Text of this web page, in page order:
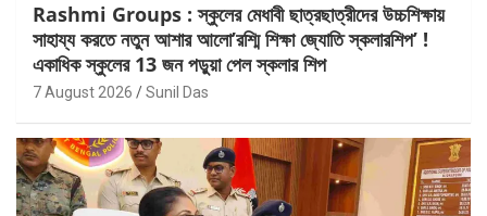
Rashmi Groups : স্কুলের মেধাবী ছাত্রছাত্রীদের উচ্চশিক্ষায়
সাহায্য করতে নতুন আশার আলো’রশ্মি শিক্ষা জ্যোতি স্কলারশিপ’ !
একাধিক স্কুলের 13 জন পড়ুয়া পেল স্কলার শিপ
7 August 2026 Sunil Das